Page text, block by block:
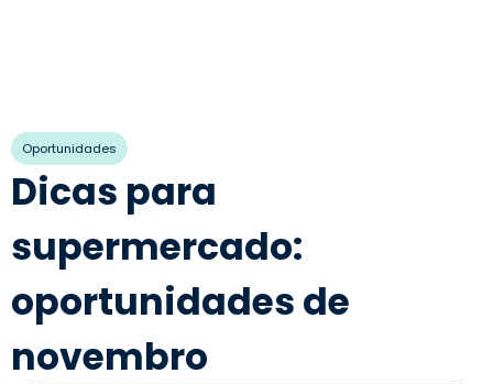
Oportunidades
Dicas para
supermercado:
oportunidades de
novembro